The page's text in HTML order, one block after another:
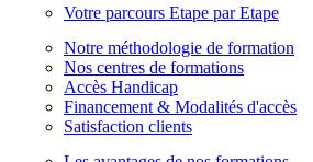
Votre parcours Etape par Etape
Notre méthodologie de formation
Nos centres de formations
Accès Handicap
Financement & Modalités d'accès
Satisfaction clients